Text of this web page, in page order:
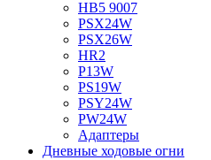
HB5 9007
PSX24W
PSX26W
HR2
P13W
PS19W
PSY24W
PW24W
Адаптеры
Дневные ходовые огни